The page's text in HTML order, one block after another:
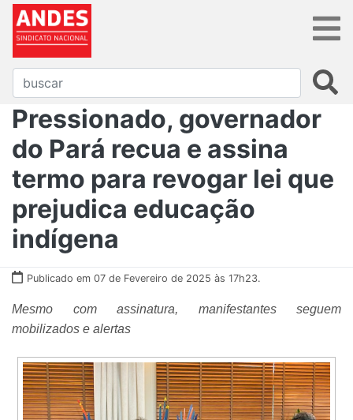
Pressionado, governador
do Pará recua e assina
termo para revogar lei que
prejudica educação
indígena
Publicado em 07 de Fevereiro de 2025 às 17h23.
Mesmo com assinatura, manifestantes seguem
mobilizados e alertas